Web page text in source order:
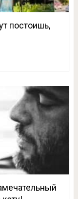
постоишь,